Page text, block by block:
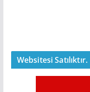
Websitesi Satılıktır.